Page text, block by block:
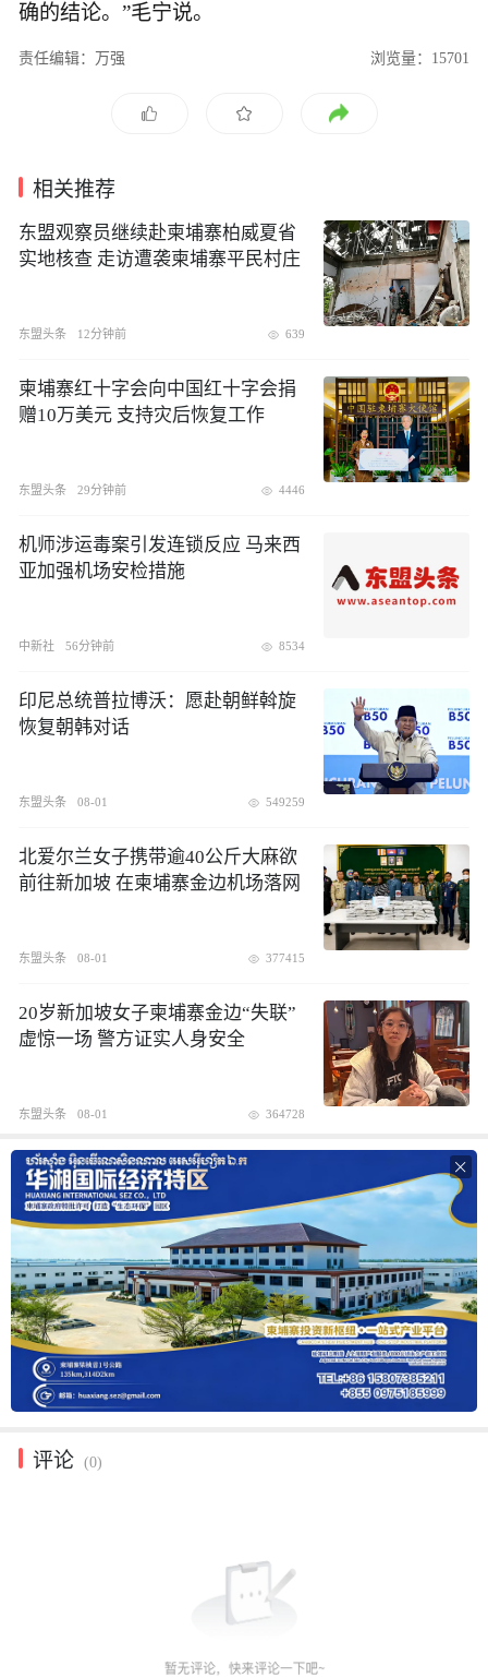
确的结论。”毛宁说。
责任编辑：万强 浏览量：15701
相关推荐
东盟观察员继续赴柬埔寨柏威夏省
实地核查 走访遭袭柬埔寨平民村庄
东盟头条 12分钟前 639
柬埔寨红十字会向中国红十字会捐
赠10万美元 支持灾后恢复工作
东盟头条 29分钟前 4446
机师涉运毒案引发连锁反应 马来西
亚加强机场安检措施
中新社 56分钟前 8534
印尼总统普拉博沃：愿赴朝鲜斡旋
恢复朝韩对话
东盟头条 08-01 549259
北爱尔兰女子携带逾40公斤大麻欲
前往新加坡 在柬埔寨金边机场落网
东盟头条 08-01 377415
20岁新加坡女子柬埔寨金边“失联”
虚惊一场 警方证实人身安全
东盟头条 08-01 364728

评论 (0)